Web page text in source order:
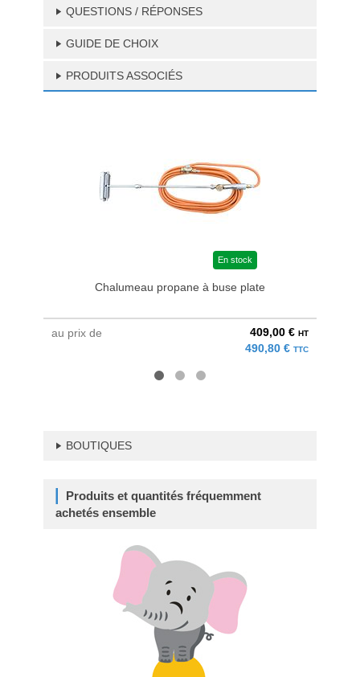
QUESTIONS / RÉPONSES
GUIDE DE CHOIX
PRODUITS ASSOCIÉS
En stock
Chalumeau propane à buse plate
au prix de 409,00 € HT
490,80 € TTC
BOUTIQUES
Produits et quantités fréquemment
achetés ensemble